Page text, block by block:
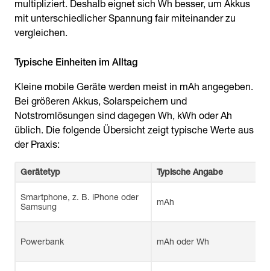
multipliziert. Deshalb eignet sich Wh besser, um Akkus
mit unterschiedlicher Spannung fair miteinander zu
vergleichen.
Typische Einheiten im Alltag
Kleine mobile Geräte werden meist in mAh angegeben.
Bei größeren Akkus, Solarspeichern und
Notstromlösungen sind dagegen Wh, kWh oder Ah
üblich. Die folgende Übersicht zeigt typische Werte aus
der Praxis:
Gerätetyp Typische Angabe
Smartphone, z. B. iPhone oder
Samsung
mAh
Powerbank mAh oder Wh